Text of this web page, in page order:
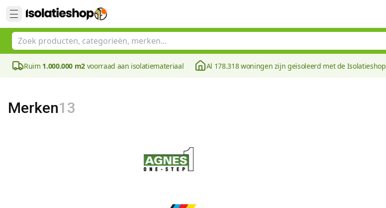
Ruim 1.000.000 m2 voorraad aan isolatiemateriaal Al 178.318 woningen zijn geïsoleerd met de Isolatieshop
Merken13